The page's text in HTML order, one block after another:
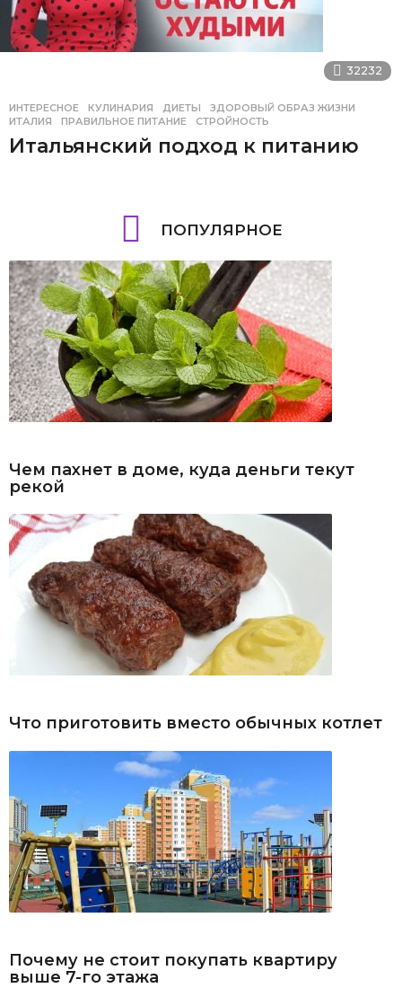
32232
ИНТЕРЕСНОЕ ,КУЛИНАРИЯ ДИЕТЫ ,ЗДОРОВЫЙ ОБРАЗ ЖИЗНИ
ИТАЛИЯ
,ПРАВИЛЬНОЕ ПИТАНИЕ ,СТРОЙНОСТЬ
Итальянский подход к питанию
ПОПУЛЯРНОЕ
Чем пахнет в доме, куда деньги текут
рекой
Что приготовить вместо обычных котлет
Почему не стоит покупать квартиру
выше 7-го этажа